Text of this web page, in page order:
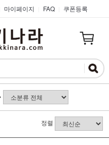
마이페이지 FAQ 쿠폰등록
정렬